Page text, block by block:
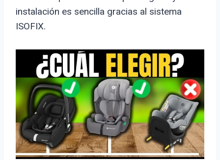
instalación es sencilla gracias al sistema
ISOFIX.